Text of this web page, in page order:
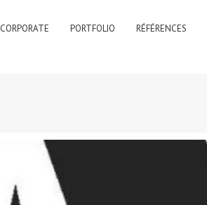
CORPORATE PORTFOLIO RÉFÉRENCES